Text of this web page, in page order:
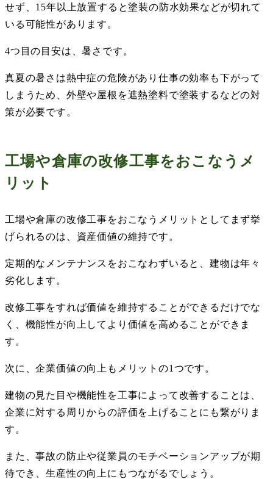
せず、 15年以上放置すると塗装の防水効果などが切れて
いる可能性があります。
4つ目の目安は、暑さです。
真夏の暑さは熱中症の危険があり仕事の効率も下がって
しまうため、外壁や屋根を遮熱塗料で塗装するなどの対
策が必要です。
工場や倉庫の改修工事をおこなうメ
リット
工場や倉庫の改修工事をおこなうメリットとしてまず挙
げられるのは、資産価値の維持です。
定期的なメンテナンスをおこなわずいると、建物は年々
劣化します。
改修工事をすれば価値を維持することができるだけでな
く、機能性が向上してより価値を高めることができま
す。
次に、企業価値の向上もメリットの1 つです。
建物の見た目や機能性を工事によって改善することは、
企業に対する周りからの評価を上げることにも繋がりま
す。
また、事故の防止や従業員のモチベーションアップが期
待でき、生産性の向上にもつながるでしょう。